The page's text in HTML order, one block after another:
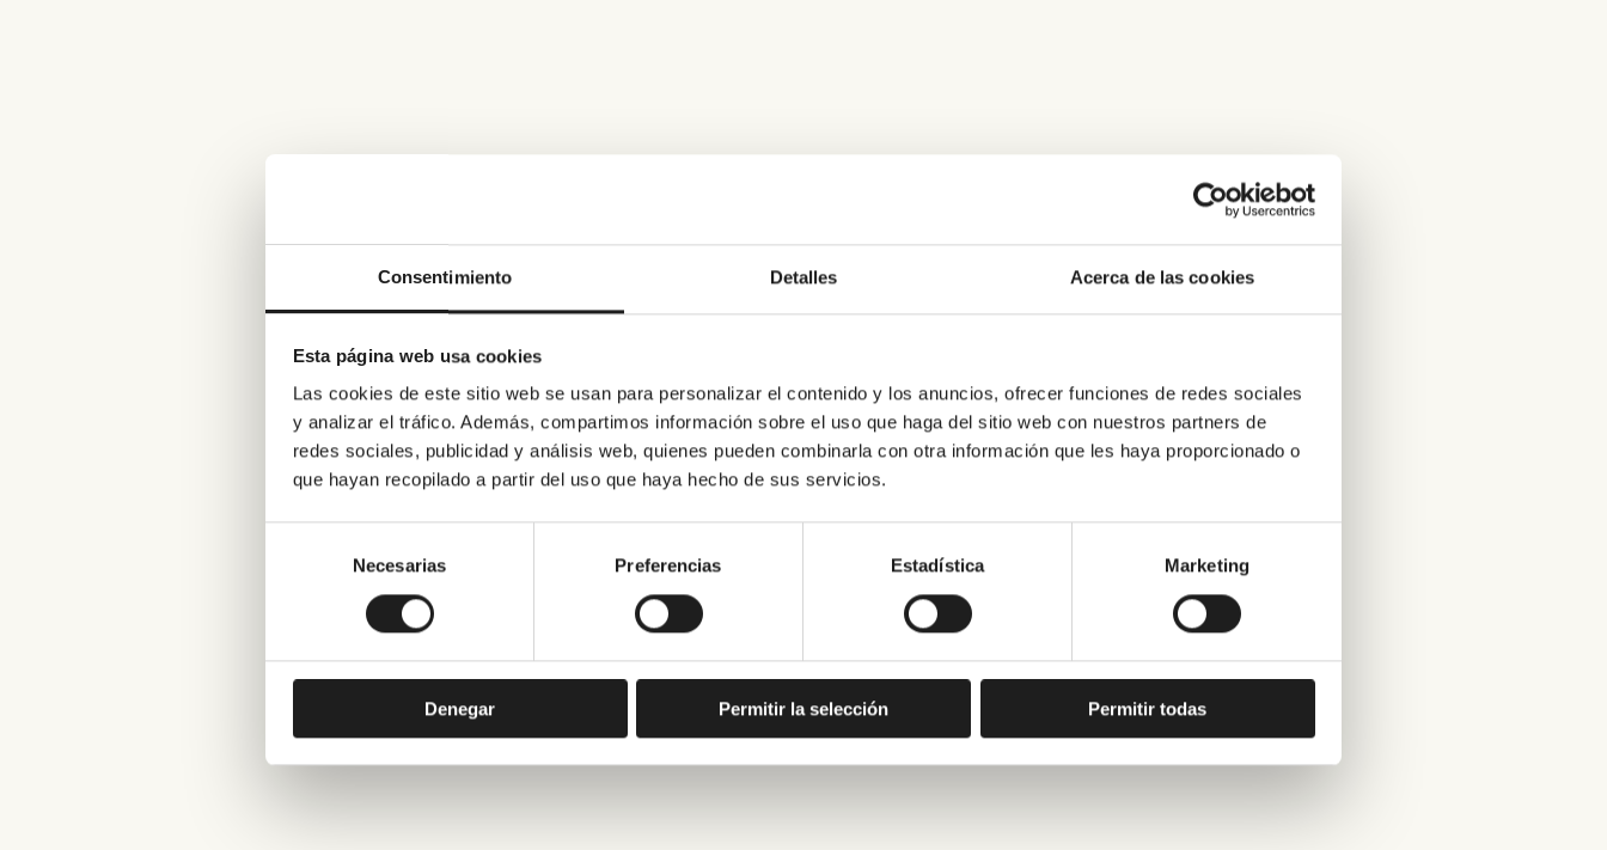
Consentimiento Detalles Acerca de las cookies
Esta página web usa cookies
Las cookies de este sitio web se usan para personalizar el contenido y los anuncios, ofrecer funciones de redes sociales
y analizar el tráfico. Además, compartimos información sobre el uso que haga del sitio web con nuestros partners de
redes sociales, publicidad y análisis web, quienes pueden combinarla con otra información que les haya proporcionado o
que hayan recopilado a partir del uso que haya hecho de sus servicios.
consentimiento
Necesarias Preferencias Estadística Marketing
Denegar Permitir la selección Permitir todas